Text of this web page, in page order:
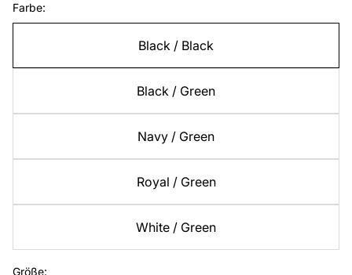
Farbe:
Black / Black
Black / Green
Navy / Green
Royal / Green
White / Green
Größe: